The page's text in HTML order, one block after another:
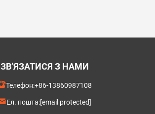
ЗВ’ЯЗАТИСЯ З НАМИ
Телефон:+86-13860987108
Ел. пошта:[email protected]